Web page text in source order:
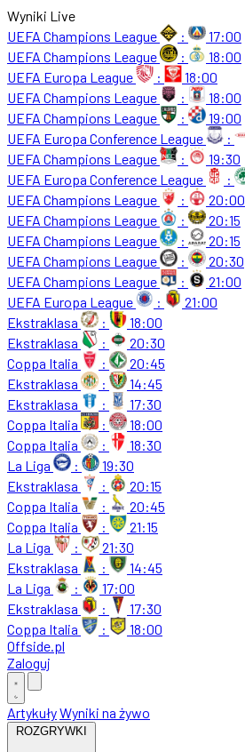
Wyniki Live
UEFA Champions League
:
17:00
UEFA Champions League
:
18:00
UEFA Europa League
:
18:00
UEFA Champions League
:
18:00
UEFA Champions League
:
19:00
UEFA Europa Conference League
:
UEFA Champions League
:
19:30
UEFA Europa Conference League
:
UEFA Champions League
:
20:00
UEFA Champions League
:
20:15
UEFA Champions League
:
20:15
UEFA Champions League
:
20:30
UEFA Champions League
:
21:00
UEFA Europa League
:
21:00
Ekstraklasa
:
18:00
Ekstraklasa
:
20:30
Coppa Italia
:
20:45
Ekstraklasa
:
14:45
Ekstraklasa
:
17:30
Coppa Italia
:
18:00
Coppa Italia
:
18:30
La Liga
:
19:30
Ekstraklasa
:
20:15
Coppa Italia
:
20:45
Coppa Italia
:
21:15
La Liga
:
21:30
Ekstraklasa
:
14:45
La Liga
:
17:00
Ekstraklasa
:
17:30
Coppa Italia
:
18:00
Offside.pl
Zaloguj
ArtykułyWyniki na żywo
ROZGRYWKI